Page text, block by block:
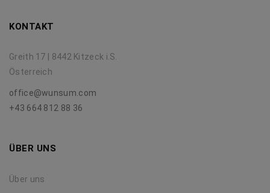
KONTAKT
Greith 17 | 8442 Kitzeck i.S.
Österreich
office@wunsum.com
+43 664 812 88 36
ÜBER UNS
Über uns